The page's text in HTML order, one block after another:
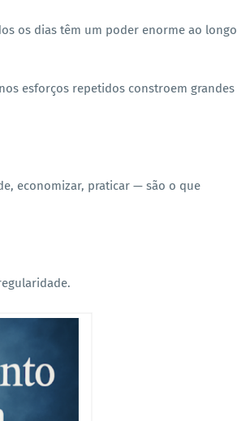
os dias têm um poder enorme ao longo
esforços repetidos constroem grandes
economizar, praticar — são o que